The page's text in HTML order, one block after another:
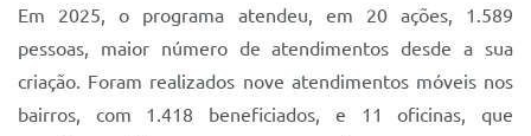
Em 2025, o programa atendeu, em 20 ações, 1.589
pessoas, maior número de atendimentos desde a sua
criação. Foram realizados nove atendimentos móveis nos
bairros, com 1.418 beneficiados, e 11 oficinas, que